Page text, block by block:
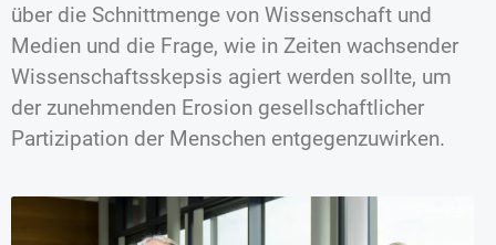
über die Schnittmenge von Wissenschaft und
Medien und die Frage, wie in Zeiten wachsender
Wissenschaftsskepsis agiert werden sollte, um
der zunehmenden Erosion gesellschaftlicher
Partizipation der Menschen entgegenzuwirken.